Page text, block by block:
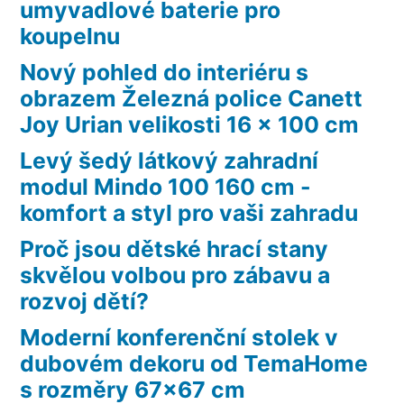
umyvadlové baterie pro
koupelnu
Nový pohled do interiéru s
obrazem Železná police Canett
Joy Urian velikosti 16 x 100 cm
Levý šedý látkový zahradní
modul Mindo 100 160 cm -
komfort a styl pro vaši zahradu
Proč jsou dětské hrací stany
skvělou volbou pro zábavu a
rozvoj dětí?
Moderní konferenční stolek v
dubovém dekoru od TemaHome
s rozměry 67×67 cm